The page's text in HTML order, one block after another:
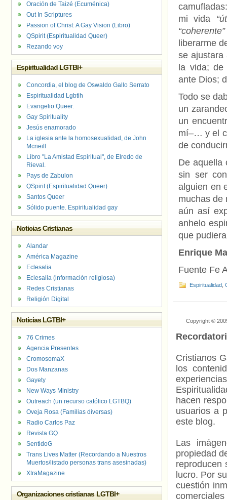
mi vida
“coherente”
liberarme
se ajustara
la vida;
ante Dios;
Todo se
un
un
mí–… y el
de
De aquella
sin ser
alguien en
muchas de
aún así
anhelo
que
Enrique
Fuente Fe
Espiritualidad
Copyright ©
Cristianos
los
hacen
usuarios a
este blog.
Las
propiedad
reproducen
lucro. Por
cuestión
Oración de Taizé (Ecuménica)
Out In Scriptures
Passion of Christ: A Gay Vision (Libro)
QSpirit (Espiritualidad Queer)
Rezando voy
Espiritualidad LGTBI+
Concordia, el blog de Oswaldo Gallo Serrato
Espiritualidad Lgbtih
Evangelio Queer.
Gay Spirituality
Jesús enamorado
La iglesia ante la homosexualidad, de John
Mcneill
Libro "La Amistad Espiritual", de Elredo de
Rieval.
Pays de Zabulon
QSpirit (Espiritualidad Queer)
Santos Queer
Sólido puente. Espiritualidad gay
Noticias Cristianas
Alandar
América Magazine
Eclesalia
Eclesalia (información religiosa)
Redes Cristianas
Religión Digital
Noticias LGTBI+
76 Crimes
Agencia Presentes
CromosomaX
Dos Manzanas
Gayety
New Ways Ministry
Outreach (un recurso católico LGTBQ)
Oveja Rosa (Familias diversas)
Radio Carlos Paz
Revista GQ
SentidoG
Trans Lives Matter (Recordando a Nuestros
Muertos/listado personas trans asesinadas)
XtraMagazine
Organizaciones cristianas LGTBI+